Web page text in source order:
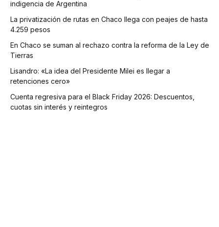
indigencia de Argentina
La privatización de rutas en Chaco llega con peajes de hasta
4.259 pesos
En Chaco se suman al rechazo contra la reforma de la Ley de
Tierras
Lisandro: «La idea del Presidente Milei es llegar a
retenciones cero»
Cuenta regresiva para el Black Friday 2026: Descuentos,
cuotas sin interés y reintegros